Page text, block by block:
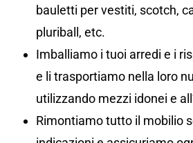
bauletti per vestiti, scotch,
pluriball, etc.
Imballiamo i tuoi arredi e i
e li trasportiamo nella loro
utilizzando mezzi idonei e
Rimontiamo tutto il mobilio